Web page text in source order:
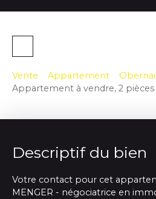
Vente Appartement
Obernai
Appartement à vendre, 2 pièces
Descriptif du bien
Votre contact pour cet
MENGER - négociatrice en